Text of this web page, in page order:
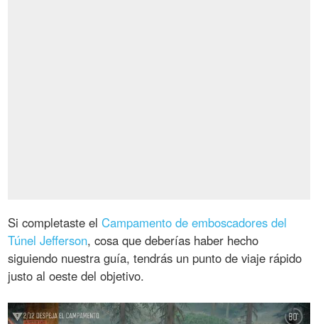
Si completaste elCampamento de emboscadores del
Túnel Jefferson, cosa que deberías haber hecho
siguiendo nuestra guía, tendrás un punto de viaje rápido
justo al oeste del objetivo.